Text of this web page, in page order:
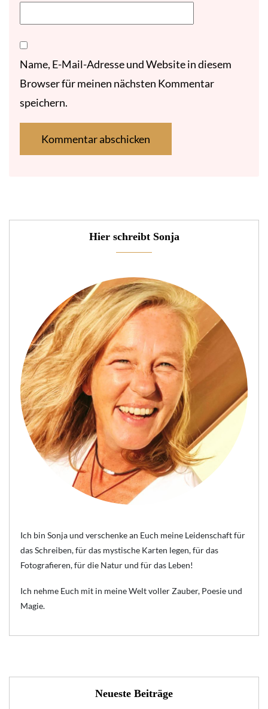
Name, E-Mail-Adresse und Website in diesem
Browser für meinen nächsten Kommentar
speichern.
Hier schreibt Sonja
Ich bin Sonja und verschenke an Euch meine Leidenschaft für
das Schreiben, für das mystische Karten legen, für das
Fotografieren, für die Natur und für das Leben!
Ich nehme Euch mit in meine Welt voller Zauber, Poesie und
Magie.
Neueste Beiträge